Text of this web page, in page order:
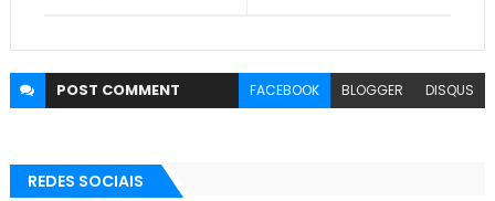
POST COMMENT FACEBOOK BLOGGER DISQUS
REDES SOCIAIS